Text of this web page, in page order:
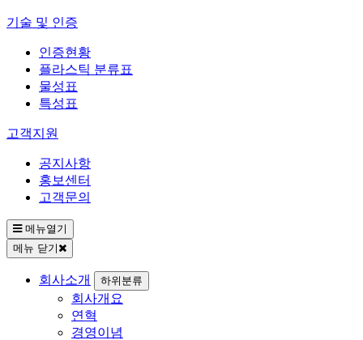
기술 및 인증
인증현황
플라스틱 분류표
물성표
특성표
고객지원
공지사항
홍보센터
고객문의
메뉴열기
메뉴 닫기
회사소개 하위분류
회사개요
연혁
경영이념